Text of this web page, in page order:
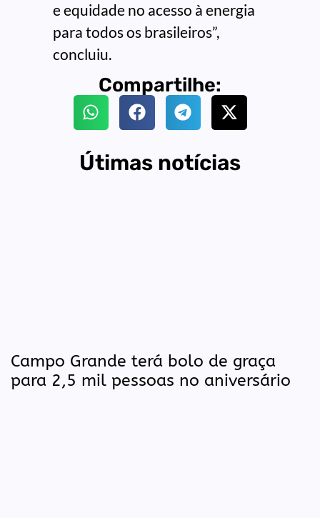
e equidade no acesso à energia
para todos os brasileiros”,
concluiu.
Compartilhe:
Útimas notícias
Campo Grande terá bolo de graça
para 2,5 mil pessoas no aniversário